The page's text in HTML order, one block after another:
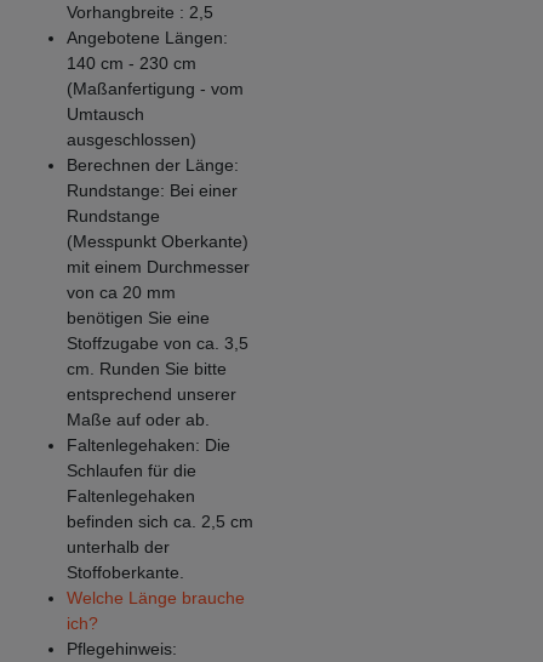
Vorhangbreite : 2,5
Angebotene Längen:
140 cm - 230 cm
(Maßanfertigung - vom
Umtausch
ausgeschlossen)
Berechnen der Länge:
Rundstange: Bei einer
Rundstange
(Messpunkt Oberkante)
mit einem Durchmesser
von ca 20 mm
benötigen Sie eine
Stoffzugabe von ca. 3,5
cm. Runden Sie bitte
entsprechend unserer
Maße auf oder ab.
Faltenlegehaken: Die
Schlaufen für die
Faltenlegehaken
befinden sich ca. 2,5 cm
unterhalb der
Stoffoberkante.
Welche Länge brauche
ich?
Pflegehinweis: